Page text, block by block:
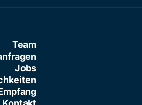
Team
Jobs